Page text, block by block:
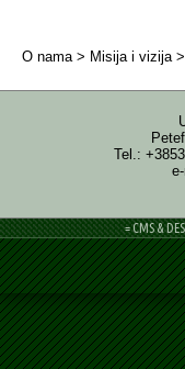
O nama > Misija i vizija >
Tel.:
= CMS &